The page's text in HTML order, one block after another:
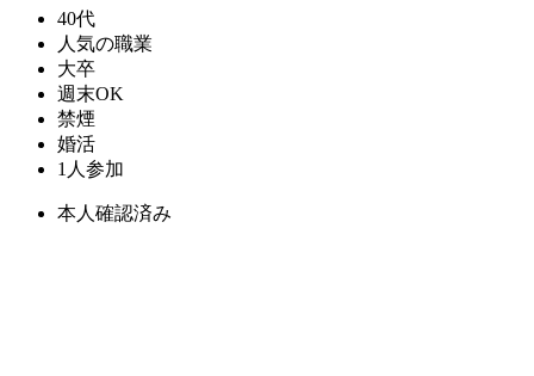
40代
人気の職業
大卒
週末OK
禁煙
婚活
1人参加
本人確認済み